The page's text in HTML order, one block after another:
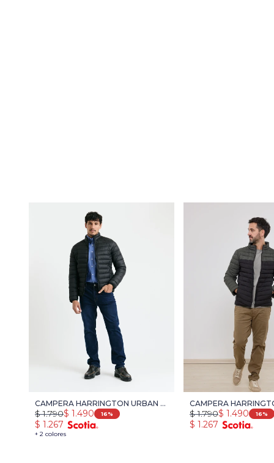
CAMPERA HARRINGTON URBAN -
NEGRO
+ 2 colores
$ 1.490
$ 1.790 16
$ 1.267
CAMPERA
NEGRO$ 1.490
$ 1.790 16
$ 1.267